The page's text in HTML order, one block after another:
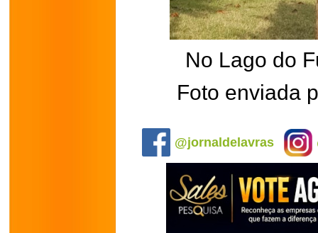
No Lago do
Foto enviada
@jornaldelavras